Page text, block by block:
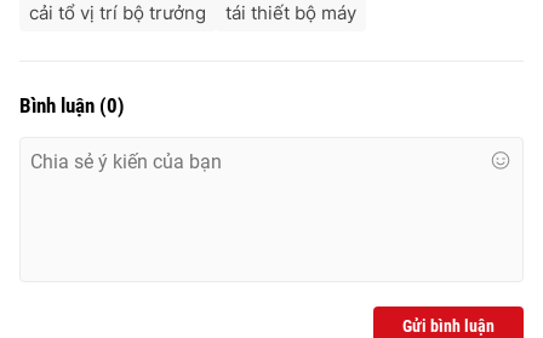
cải tổ vị trí bộ trưởng
tái thiết bộ máy
Bình luận (0)
Gửi bình luận